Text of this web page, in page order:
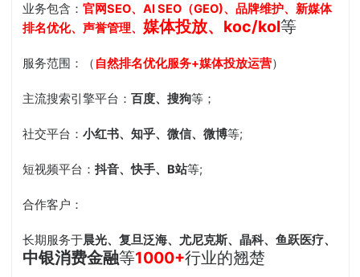
业务包含：官网SEO、AI SEO（GEO)、品牌维护、新媒体
排名优化、声誉管理、媒体投放、koc/kol等
服务范围：（ 自然排名优化服务+媒体投放运营）
主流搜索引擎平台：百度、搜狗等；
社交平台：小红书、知乎、微信、微博等;
短视频平台：抖音、快手、B站等;
合作客户：
长期服务于晨光、复旦泛海、尤尼克斯、晶科、鱼跃医疗、
中银消费金融等1000+行业的翘楚